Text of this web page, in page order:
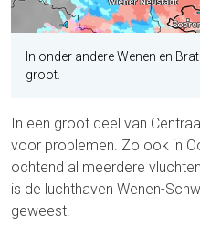
In onder andere Wenen en
groot.
In een groot deel van
voor problemen. Zo ook in
ochtend al meerdere
is de luchthaven Wenen-
geweest.